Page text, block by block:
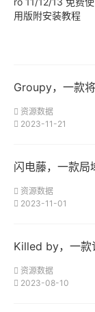
Groupy，一款
资源数据
2023-11-21
闪电藤，一款局
资源数据
2023-11-01
Killed by，一款
资源数据
2023-08-10